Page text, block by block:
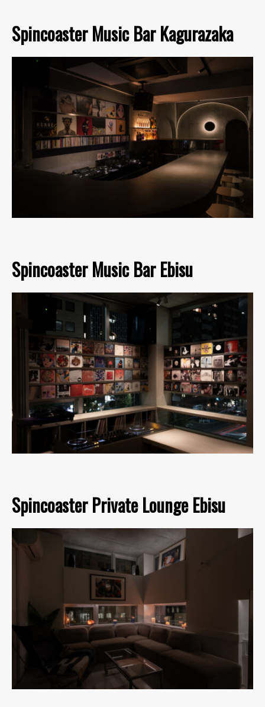
Spincoaster Music Bar Kagurazaka
Spincoaster Music Bar Ebisu
Spincoaster Private Lounge Ebisu